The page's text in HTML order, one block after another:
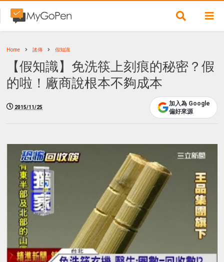
Home 謠傳 假知識
【假知識】免洗筷上刻痕的秘密？假
的啦！廠商說根本不夠成本
2015/11/25
加入為 Google
偏好來源